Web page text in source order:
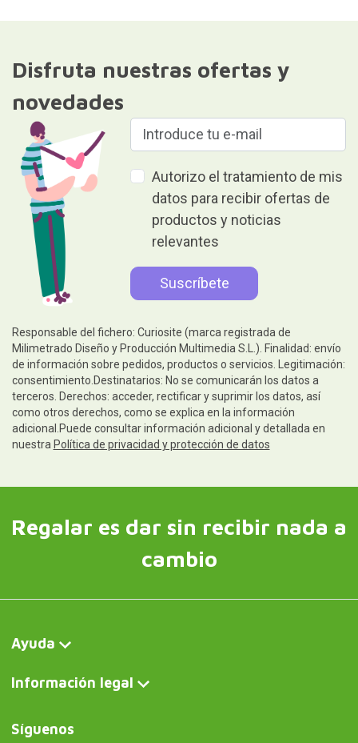
Disfruta nuestras ofertas y
novedades
Autorizo el tratamiento de mis
datos para recibir ofertas de
productos y noticias
relevantes
Responsable del fichero: Curiosite (marca registrada de
Milimetrado Diseño y Producción Multimedia S.L.). Finalidad: envío
de información sobre pedidos, productos o servicios. Legitimación:
consentimiento.Destinatarios: No se comunicarán los datos a
terceros. Derechos: acceder, rectificar y suprimir los datos, así
como otros derechos, como se explica en la información
adicional.Puede consultar información adicional y detallada en
nuestra Política de privacidad y protección de datos
Regalar es dar sin recibir nada a
cambio
Ayuda
Información legal
Síguenos